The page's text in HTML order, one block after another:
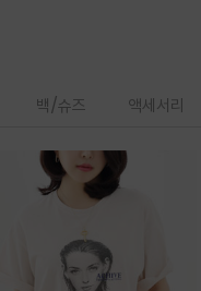
백/슈즈 액세서리